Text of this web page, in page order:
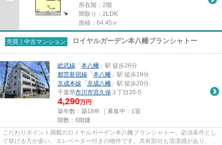
所在階：2階
間取り：2LDK
面積：64.45㎡
売買｜中古マンション ロイヤルガーデン本八幡ブランシャトー
総武線 「 本八幡 」駅 徒歩26分
都営新宿線 「 本八幡 」駅 徒歩19分
京成本線 「 京成八幡 」駅 徒歩20分
千葉県市川市宮久保 ３丁目35-5
4,290万円
築年数：築18年 ｜募集中： 1室
階数：6階建
こだわりポイント満載のロイヤルガーデン本八幡ブランシャトー。必須条件とし
て挙げる方が多い、エレベーター付きの物件です。共有部分も清潔感があり、綺